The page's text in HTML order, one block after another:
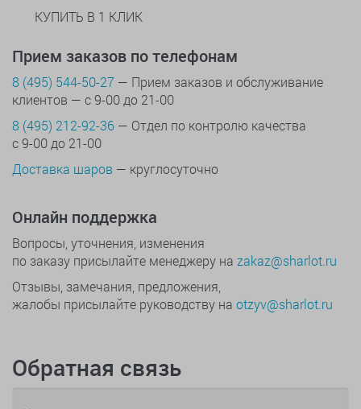
КУПИТЬ В 1 КЛИК
Прием заказов по телефонам
8 (495) 544-50-27 — Прием заказов и обслуживание
клиентов — с 9-00 до 21-00
8 (495) 212-92-36 — Отдел по контролю качества
с 9-00 до 21-00
Доставка шаров — круглосуточно
Онлайн поддержка
Вопросы, уточнения, изменения
по заказу присылайте менеджеру на zakaz@sharlot.ru
Отзывы, замечания, предложения,
жалобы присылайте руководству на otzyv@sharlot.ru
Обратная связь